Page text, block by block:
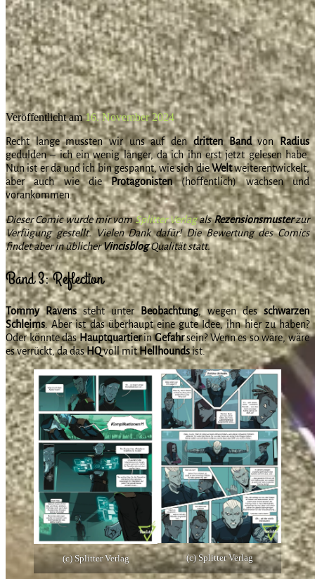
Veröffentlicht am16. November 2024
Recht lange mussten wir uns auf dendritten BandvonRadius
gedulden – ich ein wenig länger, da ich ihn erst jetzt gelesen habe.
Nun ist er da und ich bin gespannt, wie sich dieWeltweiterentwickelt,
aber auch wie dieProtagonisten(hoffentlich) wachsen und
vorankommen.
Dieser Comic wurde mir vomSplitter VerlagalsRezensionsmusterzur
Verfügung gestellt. Vielen Dank dafür! Die Bewertung des Comics
findet aber in üblicherVincisblogQualität statt.
Band 3: Reflection
Tommy Ravenssteht unter Beobachtung, wegen des schwarzen
Schleims. Aber ist das überhaupt eine gute Idee, ihn hier zu haben?
Oder könnte dasHauptquartierinGefahrsein? Wenn es so wäre, wäre
es verrückt, da dasHQvoll mitHellhoundsist.
(c) Splitter Verlag (c) Splitter Verlag